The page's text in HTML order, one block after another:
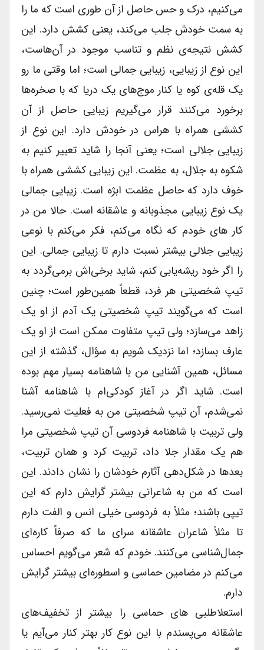
می‌کنیم، درک و حس حاصل از آن طوری است که ما را
به سمت خودش جلب می‌کند، یعنی کشش دارد. این
کشش نتیجه‌ی نظم و تناسب موجود در آن‌هاست،
این نوع از زیبایی، زیبایی جمالی است؛ اما وقتی ما رو
یک قله‌ی کوه یا کنار موج‌های یک دریا که با صخره‌ها
برخورد می‌کنند قرار می‌گیریم زیبایی حاصل از آن
کششی همراه با هراس در خودش دارد. این نوع از
زیبایی جلالی است؛ یعنی آنجا را شاید تعبیر کنیم به
شکوه به جلال، به عظمت. این زیبایی کششی همراه با
خوف دارد که حاصل عظمت ابژه است. زیبایی جمالی
یک نوع زیبایی مجذوبانه و عاشقانه است. حالا من در
کار های خودم که نگاه می‌کنم، فکر می‌کنم با نوعی
زیبایی جلالی بیشتر نسبت دارم تا زیبایی جمالی. این
را اگر خود ریشه‌یابی کنم، شاید برخی‌اش برمی‌گردد به
تیپ شخصیتی هر فرد، قطعاً همین‌طور است؛ چنین
است که می‌گویند تیپ شخصیتی یک آدم از او یک
زاهد می‌سازد؛ ولی تیپ متفاوت ممکن است از او یک
عارف بسازد؛ اما نزدیک شویم به سؤال، گذشته از این
مسائل، همین آشنایی من با شاهنامه بسیار مهم بوده
است. شاید اگر در آغاز کودکی‌ام با شاهنامه آشنا
نمی‌شدم، آن تیپ شخصیتی من به فعلیت نمی‌رسید.
ولی تربیت با شاهنامه فردوسی آن تیپ شخصیتی مرا
هم یک مقدار جلا داد، تربیت کرد و همان تربیت،
بعدها در شکل‌دهی آثارم خودشان را نشان دادند. این
است که من به شاعرانی بیشتر گرایش دارم که این
تیپی باشند؛ مثلاً به فردوسی خیلی انس و الفت دارم
تا مثلاً شاعران عاشقانه سرای ما که صرفاً کاره‌ای
جمال‌شناسی‌ می‌کنند. خودم که شعر می‌گویم احساس
می‌کنم در مضامین حماسی و اسطوره‌ای بیشتر گرایش
دارم.
استعلاطلبی های حماسی را بیشتر از تخفیف‌های
عاشقانه می‌پسندم با این نوع کار بهتر کنار می‌آیم یا